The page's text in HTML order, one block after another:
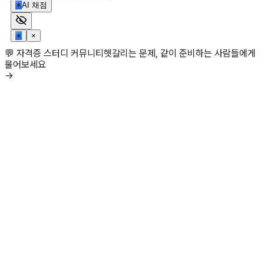
✳AI 채점
✳ ×
💬 자격증 스터디 커뮤니티헷갈리는 문제, 같이 준비하는 사람들에게
물어보세요
→